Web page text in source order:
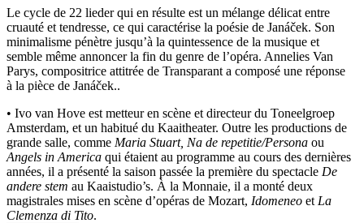
Le cycle de 22 lieder qui en résulte est un mélange délicat entre
cruauté et tendresse, ce qui caractérise la poésie de Janáček. Son
minimalisme pénètre jusqu’à la quintessence de la musique et
semble même annoncer la fin du genre de l’opéra. Annelies Van
Parys, compositrice attitrée de Transparant a composé une réponse
à la pièce de Janáček..
• Ivo van Hove est metteur en scène et directeur du Toneelgroep
Amsterdam, et un habitué du Kaaitheater. Outre les productions de
grande salle, comme Maria Stuart, Na de repetitie/Persona ou
Angels in America qui étaient au programme au cours des dernières
années, il a présenté la saison passée la première du spectacle De
andere stem au Kaaistudio’s. À la Monnaie, il a monté deux
magistrales mises en scène d’opéras de Mozart, Idomeneo et La
Clemenza di Tito.